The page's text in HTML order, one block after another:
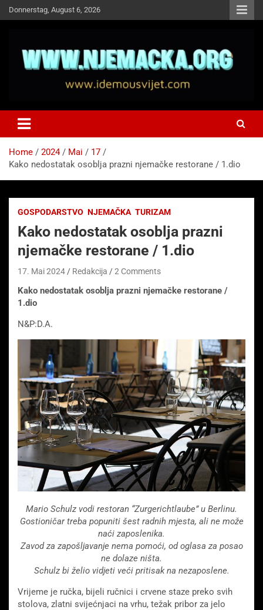
Skip
to
Donnerstag, August 6, 2026
Idemo u Svijet-Njemacka!
Home 2024 Mai
17
Kako nedostatak osoblja prazni njemačke restorane / 1.dio
GOSPODARSTVO NJEMAČKA TURIZAM
Kako nedostatak osoblja prazni
njemačke restorane / 1.dio
17. Mai 2024 Redakcija 2 Comments
Kako nedostatak osoblja prazni njemačke restorane /
1.dio
N&P:D.A.
Mario Schulz vodi restoran “Zurgerichtlaube” u Berlinu.
Gostioničar treba popuniti šest radnih mjesta, ali ne može
naći zaposlenika.
Zavod za zapošljavanje nema pomoći, od oglasa za posao
ne dolaze ništa.
Schulz bi želio vidjeti veći pritisak na nezaposlene.
Vrijeme je ručka, bijeli ručnici i crvene staze preko svih
stolova, zlatni svijećnjaci na vrhu, težak pribor za jelo